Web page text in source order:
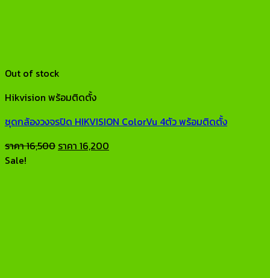
Out of stock
Hikvision พร้อมติดตั้ง
ชุดกล้องวงจรปิด HIKVISION ColorVu 4ตัว พร้อมติดตั้ง
ราคา16,500 Original
ราคา 16,200
Sale!